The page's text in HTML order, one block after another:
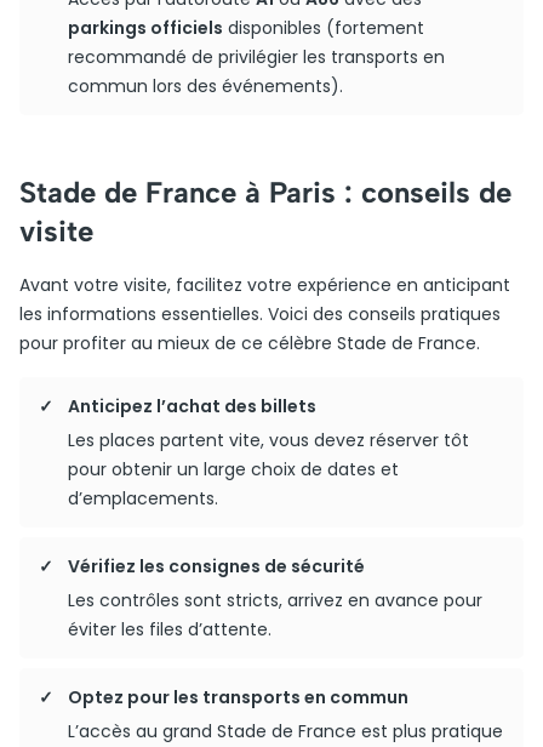
parkings officiels disponibles (fortement
recommandé de privilégier les transports en
commun lors des événements).
Stade de France à Paris : conseils de
visite
Avant votre visite, facilitez votre expérience en anticipant
les informations essentielles. Voici des conseils pratiques
pour profiter au mieux de ce célèbre Stade de France.
Anticipez l’achat des billets
Les places partent vite, vous devez réserver tôt
pour obtenir un large choix de dates et
d’emplacements.
Vérifiez les consignes de sécurité
Les contrôles sont stricts, arrivez en avance pour
éviter les files d’attente.
Optez pour les transports en commun
L’accès au grand Stade de France est plus pratique